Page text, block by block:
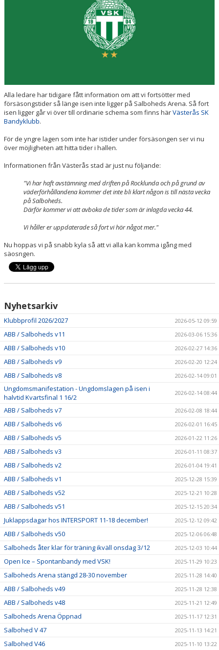
Alla ledare har tidigare fått information om att vi fortsötter med
försäsongstider så länge isen inte ligger på Salboheds Arena. Så fort
isen ligger går vi över till ordinarie schema som finns härVästerås SK
Bandyklubb.
För de yngre lagen som inte har istider under försäsongen ser vi nu
över möjligheten att hitta tider i hallen.
Informationen från Västerås stad är just nu följande:
"Vi har haft avstämning med driften på Rocklunda och på grund av
väderförhållandena kommer det inte bli klart någon is till nästa vecka
på Salboheds.
Därför kommer vi att avboka de tider som är inlagda vecka 44.
Vi håller er uppdaterade så fort vi hör något mer."
Nu hoppas vi på snabb kyla så att vi alla kan komma igång med
säosngen.
Nyhetsarkiv
Klubbprofil 2026/2027 2026-05-12 09:59
ABB / Salboheds v11 2026-03-06 15:36
ABB / Salboheds v10 2026-02-27 14:36
ABB / Salboheds v9 2026-02-20 12:24
ABB / Salboheds v8 2026-02-14 09:01
Ungdomsmanifestation - Ungdomslagen på isen i
halvtid Kvartsfinal 1 16/2
2026-02-14 08:44
ABB / Salboheds v7 2026-02-08 18:44
ABB / Salboheds v6 2026-02-01 16:45
ABB / Salboheds v5 2026-01-22 11:26
ABB / Salboheds v3 2026-01-11 08:37
ABB / Salboheds v2 2026-01-04 19:41
ABB / Salboheds v1 2025-12-28 15:39
ABB / Salboheds v52 2025-12-21 10:28
ABB / Salboheds v51 2025-12-15 20:34
Juklappsdagar hos INTERSPORT 11-18 december! 2025-12-12 09:42
ABB / Salboheds v50 2025-12-06 06:48
Salboheds åter klar för träning ikväll onsdag 3/12 2025-12-03 10:44
Open Ice – Spontanbandy med VSK! 2025-11-29 10:23
Salboheds Arena stängd 28-30 november 2025-11-28 14:40
ABB / Salboheds v49 2025-11-28 12:38
ABB / Salboheds v48 2025-11-21 12:49
Salboheds Arena Öppnad 2025-11-17 12:31
Salbohed V 47 2025-11-13 14:21
Salbohed V46 2025-11-10 13:22